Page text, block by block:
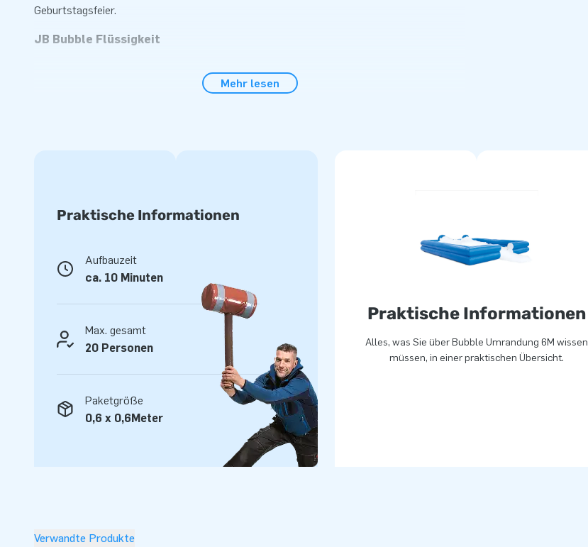
Geburtstagsfeier.
JB Bubble Flüssigkeit
Form von Schaumflüssigkeit, dem JB Bubble Flüssigkeit. Ein Sack Bubble Flüssigkeit ist
Mehr lesen
Praktische Informationen
Aufbauzeit
ca. 10 Minuten
Max. gesamt
20 Personen
Paketgröße
0,6 x 0,6Meter
Praktische Informationen
Alles, was Sie über Bubble Umrandung 6M wissen
müssen, in einer praktischen Übersicht.
Verwandte Produkte